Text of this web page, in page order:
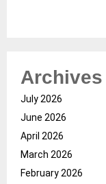
Archives
July 2026
June 2026
April 2026
March 2026
February 2026